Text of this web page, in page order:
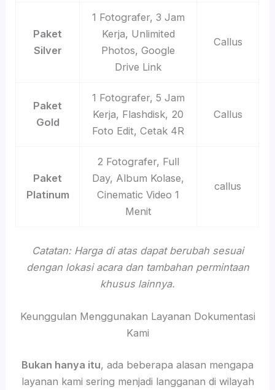
Paket
Silver
1 Fotografer, 3 Jam
Kerja, Unlimited
Photos, Google
Drive Link
Callus
Paket
Gold
1 Fotografer, 5 Jam
Kerja, Flashdisk, 20
Foto Edit, Cetak 4R
Callus
Paket
Platinum
2 Fotografer, Full
Day, Album Kolase,
Cinematic Video 1
Menit
callus
Catatan: Harga di atas dapat berubah sesuai
dengan lokasi acara dan tambahan permintaan
khusus lainnya.
Keunggulan Menggunakan Layanan Dokumentasi
Kami
Bukan hanya itu, ada beberapa alasan mengapa
layanan kami sering menjadi langganan di wilayah